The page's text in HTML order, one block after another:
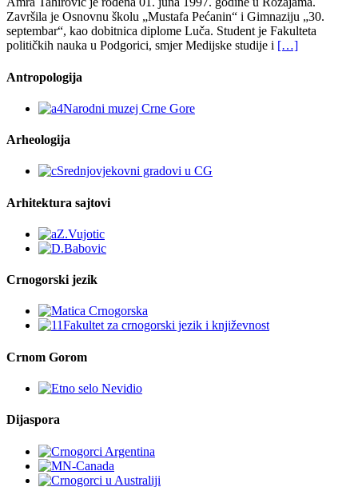
Završila je Osnovnu školu „Mustafa Pećanin“ i Gimnaziju „30.
septembar“, kao dobitnica diplome Luča. Student je Fakulteta
političkih nauka u Podgorici, smjer Medijske studije i […]
Antropologija
Arheologija
Arhitektura sajtovi
Crnogorski jezik
Crnom Gorom
Dijaspora